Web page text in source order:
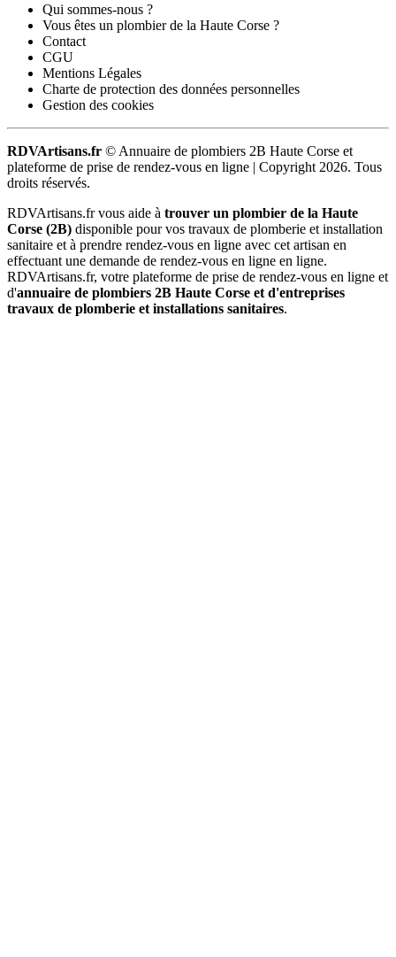
Qui sommes-nous ?
Vous êtes un plombier de la Haute Corse ?
Contact
CGU
Mentions Légales
Charte de protection des données personnelles
Gestion des cookies
RDVArtisans.fr © Annuaire de plombiers 2B Haute Corse et
plateforme de prise de rendez-vous en ligne | Copyright 2026. Tous
droits réservés.
RDVArtisans.fr vous aide à trouver un plombier de la Haute
Corse (2B) disponible pour vos travaux de plomberie et installation
sanitaire et à prendre rendez-vous en ligne avec cet artisan en
effectuant une demande de rendez-vous en ligne en ligne.
RDVArtisans.fr, votre plateforme de prise de rendez-vous en ligne et
d'annuaire de plombiers 2B Haute Corse et d'entreprises
travaux de plomberie et installations sanitaires.